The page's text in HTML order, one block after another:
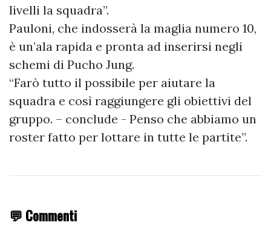
livelli la squadra”.
Pauloni, che indosserà la maglia numero 10,
è un’ala rapida e pronta ad inserirsi negli
schemi di Pucho Jung.
“Farò tutto il possibile per aiutare la
squadra e così raggiungere gli obiettivi del
gruppo. – conclude - Penso che abbiamo un
roster fatto per lottare in tutte le partite”.
💬 Commenti